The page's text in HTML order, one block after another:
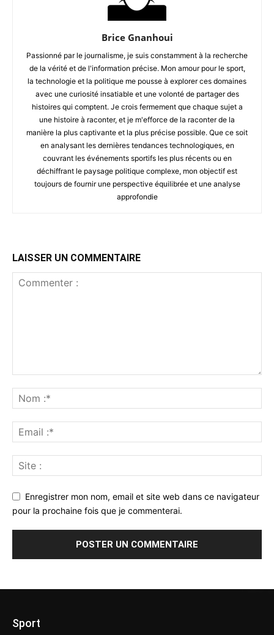
Brice Gnanhoui
Passionné par le journalisme, je suis constamment à la recherche
de la vérité et de l'information précise. Mon amour pour le sport,
la technologie et la politique me pousse à explorer ces domaines
avec une curiosité insatiable et une volonté de partager des
histoires qui comptent. Je crois fermement que chaque sujet a
une histoire à raconter, et je m'efforce de la raconter de la
manière la plus captivante et la plus précise possible. Que ce soit
en analysant les dernières tendances technologiques, en
couvrant les événements sportifs les plus récents ou en
déchiffrant le paysage politique complexe, mon objectif est
toujours de fournir une perspective équilibrée et une analyse
approfondie
LAISSER UN COMMENTAIRE
Enregistrer mon nom, email et site web dans ce navigateur
pour la prochaine fois que je commenterai.
Sport